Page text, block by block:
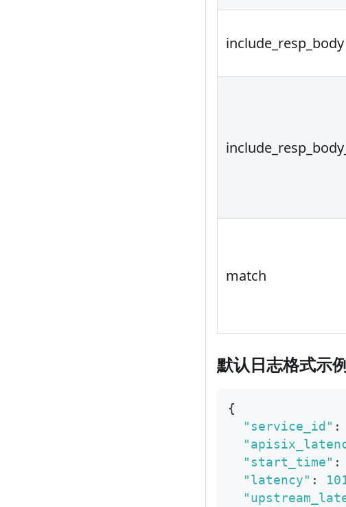
include_resp_body
match
默认日志格式示
{
"service_id" :
"start_time" :
"latency" :